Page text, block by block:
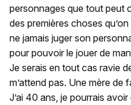
personnages que tout peut
des premières choses
ne jamais juger son
pour pouvoir le jouer de
Je serais en tout cas ravie
m’attend pas. Une mère de
J’ai 40 ans, je pourrais